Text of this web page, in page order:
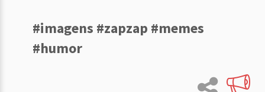
#imagens #zapzap #memes
#humor